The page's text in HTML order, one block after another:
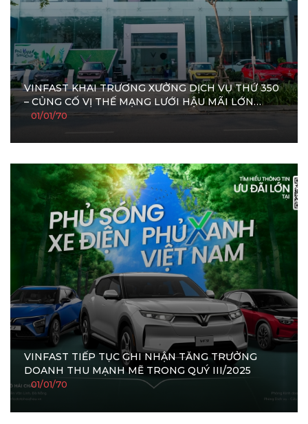
VINFAST KHAI TRƯƠNG XƯỞNG DỊCH VỤ THỨ 350
– CỦNG CỐ VỊ THẾ MẠNG LƯỚI HẬU MÃI LỚN
NHẤT VIỆT NAM
01/01/70
VINFAST TIẾP TỤC GHI NHẬN TĂNG TRƯỞNG
DOANH THU MẠNH MẼ TRONG QUÝ III/2025
01/01/70